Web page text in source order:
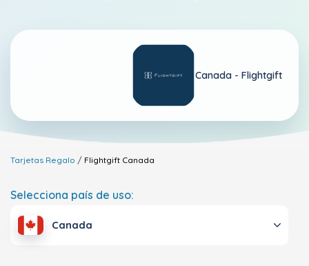
Canada - Flightgift
Tarjetas Regalo Flightgift Canada
Selecciona país de uso:
Canada